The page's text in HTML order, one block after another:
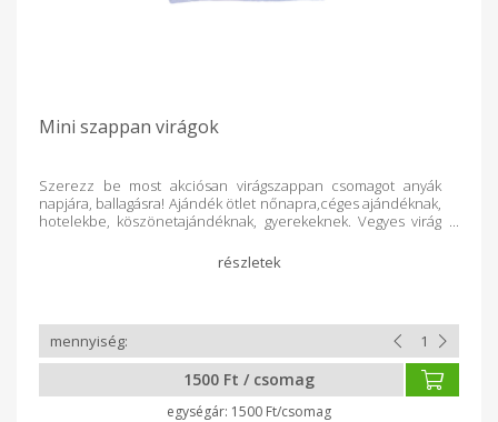
Mini szappan virágok
Szerezz be most akciósan virágszappan csomagot anyák
napjára, ballagásra! Ajándék ötlet nőnapra,céges ajándéknak,
hotelekbe, köszönetajándéknak, gyerekeknek. Vegyes virág
tasakba szépen csomagolva. 3 féle szín kerül egy tasakba..
Mind szép és élethű, mégis használható forma. Ajándék ötlet
rózsaszínű, a citromfüves zöld, vagy kékes zöld. A formák
egyenként, lebomló átlátszó tasakba csomagoltak.
TERMÉKEINK ENGEDÉLYEZETT, BEVIZSGÁLT TERMÉKEK.
MINŐSÉGBIZTOSÍTÁSI RENDSZER: MSZ EN ISO 22716/2008
CPNP 4018165, 4018166, 4018159 20-25 g/ szappan, átmérő 4-
1500 Ft / csomag
1500 Ft/csomag